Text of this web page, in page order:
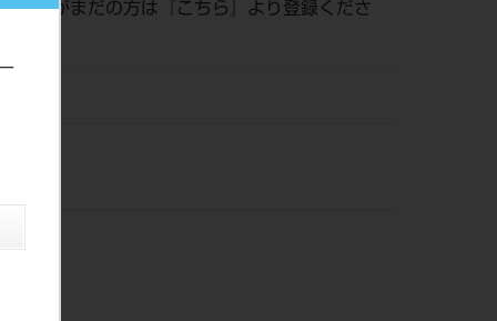
登録がまだの方は『
こちら 』より登録くださ